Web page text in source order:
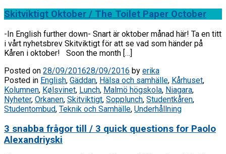
Skitviktigt Oktober / The Toilet Paper October
-In English further down- Snart är oktober månad här! Ta en titt
i vårt nyhetsbrev Skitviktigt för att se vad som händer på
Kåren i oktober! Soon the month […]
Posted on 28/09/201628/09/2016 by erika
Posted in English, Gäddan, Hälsa och samhälle, Kårhuset,
Kolumnen, Kølsvinet, Lunch, Malmö högskola, Niagara,
Nyheter, Orkanen, Skitviktigt, Sopplunch, Studentkåren,
Studentombud, Teknik och Samhälle, Underhållning
3 snabba frågor till / 3 quick questions for Paolo
Alexandriyski